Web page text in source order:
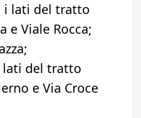
i lati del tratto
e Viale Rocca;
lati del tratto
e Via Croce